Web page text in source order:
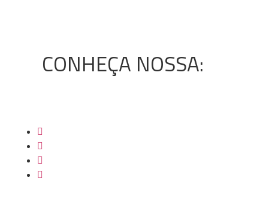
CONHEÇA NOSSA: